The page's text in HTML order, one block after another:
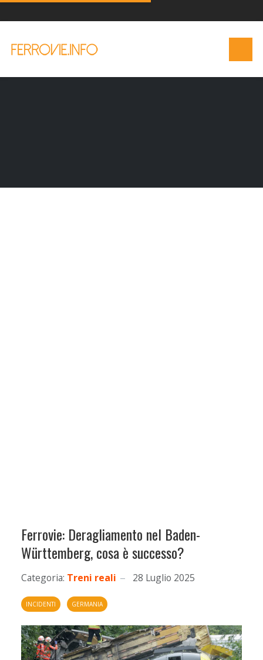
Ferrovie: Deragliamento nel Baden-
Württemberg, cosa è successo?
Categoria: Treni reali 28 Luglio 2025
INCIDENTI GERMANIA